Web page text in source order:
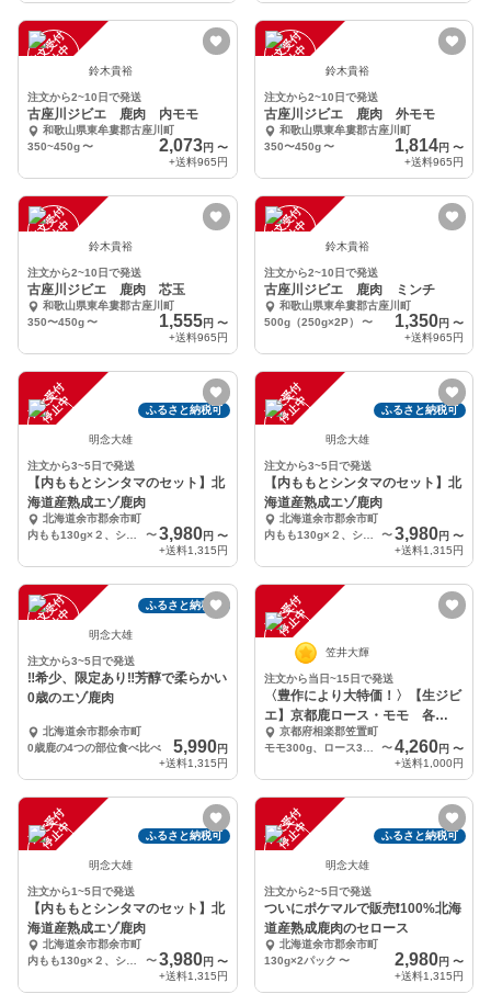
注
文
受
付
停
止
中 鈴木貴裕
注文から2~10日で発送
古座川ジビエ 鹿肉 内モモ
和歌山県東牟婁郡古座川町
350~450g〜 2,073円 〜
+送料965円
注
文
受
付
停
止
中 鈴木貴裕
注文から2~10日で発送
古座川ジビエ 鹿肉 外モモ
和歌山県東牟婁郡古座川町
350〜450g 〜 1,814円 〜
+送料965円
注
文
受
付
停
止
中 鈴木貴裕
注文から2~10日で発送
古座川ジビエ 鹿肉 芯玉
和歌山県東牟婁郡古座川町
350〜450g〜 1,555円 〜
+送料965円
注
文
受
付
停
止
中 鈴木貴裕
注文から2~10日で発送
古座川ジビエ 鹿肉 ミンチ
和歌山県東牟婁郡古座川町
500g（250g×2P）
〜 1,350円 〜
+送料965円
注
文
受
付
停
止
中 ふるさと納税可
明念大雄
注文から3~5日で発送
【内ももとシンタマのセット】北
海道産熟成エゾ鹿肉
北海道余市郡余市町
〜 3,980円 〜
+送料1,315円
注
文
受
付
停
止
中 ふるさと納税可
明念大雄
注文から3~5日で発送
【内ももとシンタマのセット】北
海道産熟成エゾ鹿肉
北海道余市郡余市町
内もも130g×２、シンタマ120g×2
〜3,980円 〜
+送料1,315円
注
文
受
付
停
止
中
ふるさと納税可
明念大雄
注文から3~5日で発送
‼️希少、限定あり‼️芳醇で柔らかい
0歳のエゾ鹿肉
北海道余市郡余市町
0歳鹿の4つの部位食べ比べ
5,990円
+送料1,315円
注
文
受
付
停
止
中
笠井大輝
注文から当日~15日で発送
〈豊作により大特価！〉【生ジビ
エ】京都鹿ロース・モモ 各
300g京都府相楽郡笠置町
〜4,260円 〜
+送料1,000円
注
文
受
付
停
止
中 ふるさと納税可
明念大雄
注文から1~5日で発送
【内ももとシンタマのセット】北
海道産熟成エゾ鹿肉
北海道余市郡余市町
〜 3,980円 〜
+送料1,315円
注
文
受
付
停
止
中 ふるさと納税可
明念大雄
注文から2~5日で発送
ついにポケマルで販売❗️100%北海
道産熟成鹿肉のセロース
北海道余市郡余市町
130g×2パック 〜 2,980円 〜
+送料1,315円